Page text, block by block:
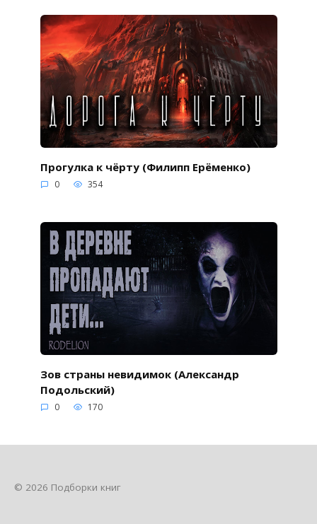
Прогулка к чёрту (Филипп Ерёменко)
0 354
Зов страны невидимок (Александр
Подольский)
0 170
© 2026 Подборки книг